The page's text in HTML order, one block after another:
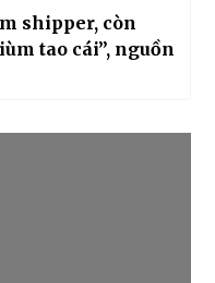
shipper, còn
tao cái”, nguồn